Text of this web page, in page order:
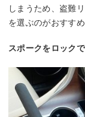
しまうため、盗難
を選ぶのがおすすめ
スポークをロック